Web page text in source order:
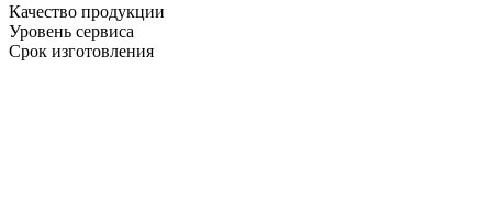
Качество продукции
Уровень сервиса
Срок изготовления